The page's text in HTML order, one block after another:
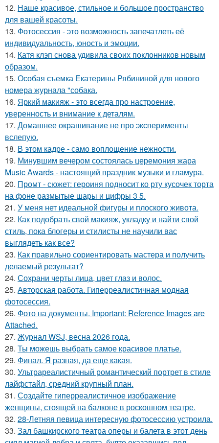
12. Наше красивое, стильное и большое пространство
для вашей красоты.
13. Фотосессия - это возможность запечатлеть её
индивидуальность, юность и эмоции.
14. Катя клэп снова удивила своих поклонников новым
образом.
15. Особая съемка Екатерины Рябининой для нового
номера журнала "собака.
16. Яркий макияж - это всегда про настроение,
уверенность и внимание к деталям.
17. Домашнее окрашивание не про эксперименты
вслепую.
18. В этом кадре - само воплощение нежности.
19. Минувшим вечером состоялась церемония жара
Music Awards - настоящий праздник музыки и гламура.
20. Промт - сюжет: героиня подносит ко рту кусочек торта
на фоне размытые шары и цифры 3 5.
21. У меня нет идеальной фигуры и плоского живота.
22. Как подобрать свой макияж, укладку и найти свой
стиль, пока блогеры и стилисты не научили вас
выглядеть как все?
23. Как правильно сориентировать мастера и получить
делаемый результат?
24. Сохрани черты лица, цвет глаз и волос.
25. Авторская работа. Гиперреалистичная модная
фотосессия.
26. Фото на документы. Important: Reference Images are
Attached.
27. Журнал WSJ, весна 2026 года.
28. Ты можешь выбрать самое красивое платье.
29. Финал. Я разная, да еще какая.
30. Ультрареалистичный романтический портрет в стиле
лайфстайл, средний крупный план.
31. Создайте гиперреалистичное изображение
женщины, стоящей на балконе в роскошном театре.
32. 28-Летняя певица интересную фотосессию устроила.
33. Зал башкирского театра оперы и балета в этот день